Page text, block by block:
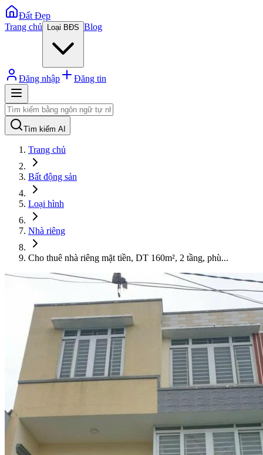
Đất Đẹp
Trang chủ
Loại BĐS Blog
Đăng nhập Đăng tin
Tìm kiếm AI
Trang chủ
Bất động sản
Loại hình
Nhà riêng
Cho thuê nhà riêng mặt tiền, DT 160m², 2 tầng, phù...